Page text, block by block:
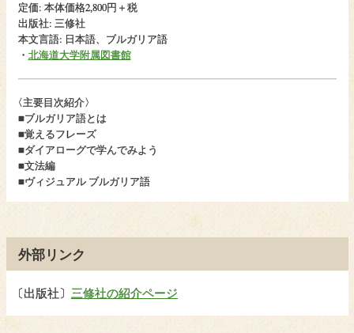
定価: 本体価格2,800円＋税
出版社: 三修社
本文言語: 日本語、ブルガリア語
・ 北海道大学附属図書館
〈主要目次紹介〉
■ブルガリア語とは
■覚えるフレーズ
■ダイアローグで学んでみよう
■文法編
■ヴィジュアル ブルガリア語
外部リンク
〔出版社〕 三修社の紹介ページ